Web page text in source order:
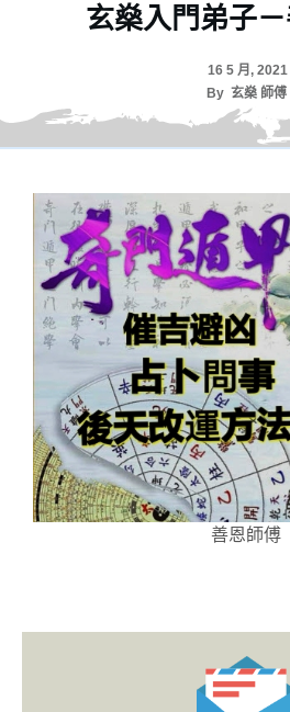
玄燊入門弟子
16 5 月, 2021
By 玄燊 師傅
善恩師傅